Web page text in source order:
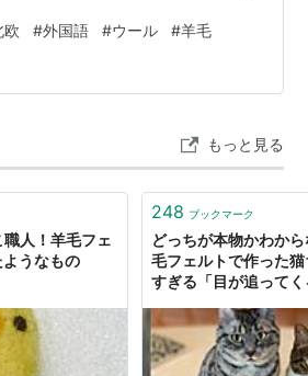
ー・ー・ー・ー・ー・ー・ー・
〔関連単語〕 羊⇔lammas(ラン
ン/木綿/綿⇔puuvilla(プーヴィッ
ー・ まだまだ…
欧 #外国語 #ウール #羊毛
もっと見る
人！羊毛フェ
うなもの
248 ブックマーク
どっちが本物かわか
毛フェルトで作った
すぎる「目が追って